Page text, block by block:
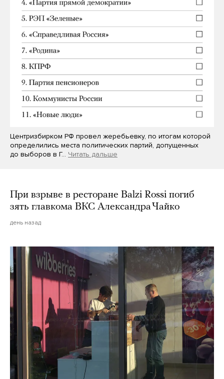
Центризбирком РФ провел жеребьевку, по итогам которой
определились места политических партий, допущенных
до выборов в Г… Читать дальше
При взрыве в ресторане Balzi Rossi погиб
зять главкома ВКС Александра Чайко
день назад